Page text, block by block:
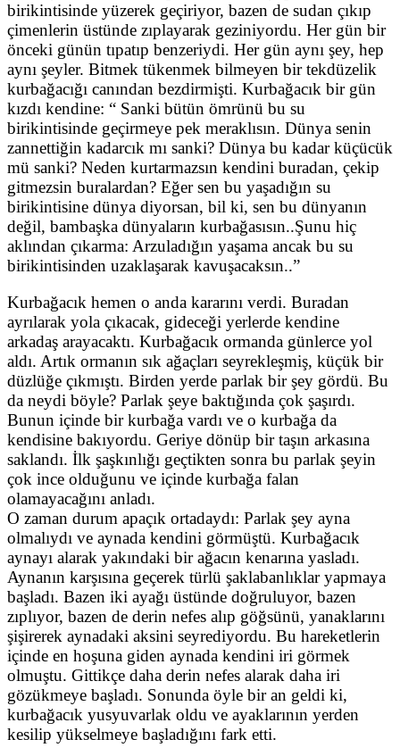
birikintisinde yüzerek geçiriyor, bazen de sudan çıkıp
çimenlerin üstünde zıplayarak geziniyordu. Her gün bir
önceki günün tıpatıp benzeriydi. Her gün aynı şey, hep
aynı şeyler. Bitmek tükenmek bilmeyen bir tekdüzelik
kurbağacığı canından bezdirmişti. Kurbağacık bir gün
kızdı kendine: “ Sanki bütün ömrünü bu su
birikintisinde geçirmeye pek meraklısın. Dünya senin
zannettiğin kadarcık mı sanki? Dünya bu kadar küçücük
mü sanki? Neden kurtarmazsın kendini buradan, çekip
gitmezsin buralardan? Eğer sen bu yaşadığın su
birikintisine dünya diyorsan, bil ki, sen bu dünyanın
değil, bambaşka dünyaların kurbağasısın..Şunu hiç
aklından çıkarma: Arzuladığın yaşama ancak bu su
birikintisinden uzaklaşarak kavuşacaksın..”
Kurbağacık hemen o anda kararını verdi. Buradan
ayrılarak yola çıkacak, gideceği yerlerde kendine
arkadaş arayacaktı. Kurbağacık ormanda günlerce yol
aldı. Artık ormanın sık ağaçları seyrekleşmiş, küçük bir
düzlüğe çıkmıştı. Birden yerde parlak bir şey gördü. Bu
da neydi böyle? Parlak şeye baktığında çok şaşırdı.
Bunun içinde bir kurbağa vardı ve o kurbağa da
kendisine bakıyordu. Geriye dönüp bir taşın arkasına
saklandı. İlk şaşkınlığı geçtikten sonra bu parlak şeyin
çok ince olduğunu ve içinde kurbağa falan
olamayacağını anladı.
O zaman durum apaçık ortadaydı: Parlak şey ayna
olmalıydı ve aynada kendini görmüştü. Kurbağacık
aynayı alarak yakındaki bir ağacın kenarına yasladı.
Aynanın karşısına geçerek türlü şaklabanlıklar yapmaya
başladı. Bazen iki ayağı üstünde doğruluyor, bazen
zıplıyor, bazen de derin nefes alıp göğsünü, yanaklarını
şişirerek aynadaki aksini seyrediyordu. Bu hareketlerin
içinde en hoşuna giden aynada kendini iri görmek
olmuştu. Gittikçe daha derin nefes alarak daha iri
gözükmeye başladı. Sonunda öyle bir an geldi ki,
kurbağacık yusyuvarlak oldu ve ayaklarının yerden
kesilip yükselmeye başladığını fark etti.